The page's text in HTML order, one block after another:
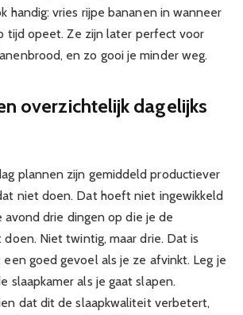
handig: vries rijpe bananen in wanneer
tijd opeet. Ze zijn later perfect voor
en zo gooi je minder weg.
overzichtelijk dagelijks
plannen zijn gemiddeld productiever
niet doen. Dat hoeft niet ingewikkeld
avond drie dingen op die je de
Niet twintig, maar drie. Dat is
goed gevoel als je ze afvinkt. Leg je
slaapkamer als je gaat slapen.
dat dit de slaapkwaliteit verbetert,